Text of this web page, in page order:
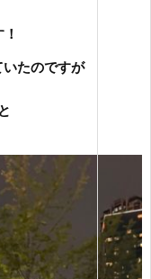
たのですが